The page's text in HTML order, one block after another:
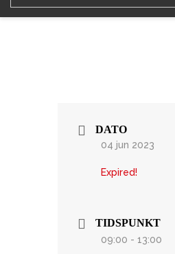
DATO
04 jun 2023
Expired!
TIDSPUNKT
09:00 - 13:00